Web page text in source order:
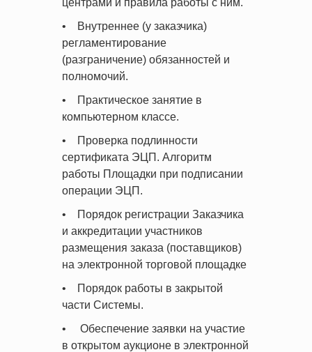
центрами и правила работы с ним.
• Внутреннее (у заказчика)
регламентирование
(разграничение) обязанностей и
полномочий.
• Практическое занятие в
компьютерном классе.
• Проверка подлинности
сертификата ЭЦП. Алгоритм
работы Площадки при подписании
операции ЭЦП.
• Порядок регистрации Заказчика
и аккредитации участников
размещения заказа (поставщиков)
на электронной торговой площадке
• Порядок работы в закрытой
части Системы.
• Обеспечение заявки на участие
в открытом аукционе в электронной